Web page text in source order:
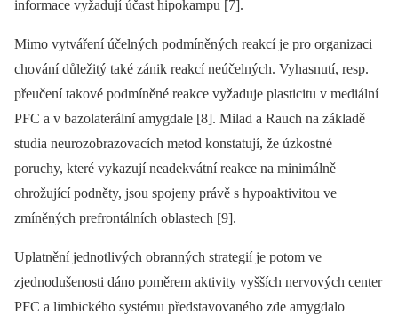
informace vyžadují účast hipokampu [7].
Mimo vytváření účelných podmíněných reakcí je pro organizaci
chování důležitý také zánik reakcí neúčelných. Vyhasnutí, resp.
přeučení takové podmíněné reakce vyžaduje plasticitu v mediální
PFC a v bazolaterální amygdale [8]. Milad a Rauch na základě
studia neurozobrazovacích metod konstatují, že úzkostné
poruchy, které vykazují neadekvátní reakce na minimálně
ohrožující podněty, jsou spojeny právě s hypoaktivitou ve
zmíněných prefrontálních oblastech [9].
Uplatnění jednotlivých obranných strategií je potom ve
zjednodušenosti dáno poměrem aktivity vyšších nervových center
PFC a limbického systému představovaného zde amygdalo